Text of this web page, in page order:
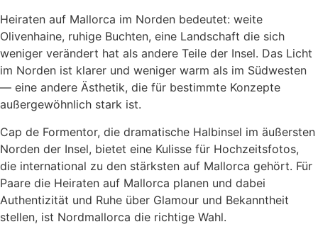
Heiraten auf Mallorca im Norden bedeutet: weite
Olivenhaine, ruhige Buchten, eine Landschaft die sich
weniger verändert hat als andere Teile der Insel. Das Licht
im Norden ist klarer und weniger warm als im Südwesten
— eine andere Ästhetik, die für bestimmte Konzepte
außergewöhnlich stark ist.
Cap de Formentor, die dramatische Halbinsel im äußersten
Norden der Insel, bietet eine Kulisse für Hochzeitsfotos,
die international zu den stärksten auf Mallorca gehört. Für
Paare die Heiraten auf Mallorca planen und dabei
Authentizität und Ruhe über Glamour und Bekanntheit
stellen, ist Nordmallorca die richtige Wahl.